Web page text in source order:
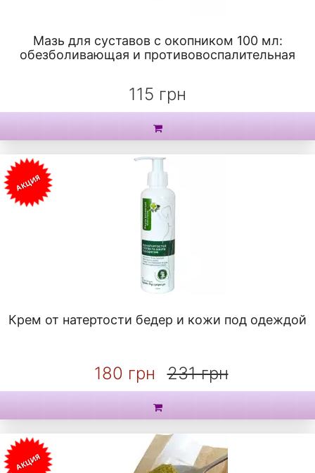
Мазь для суставов с окопником 100 мл:
обезболивающая и противовоспалительная
115 грн
Крем от натертости бедер и кожи под одеждой
АКЦИЯ
180 грн 231 грн
АКЦИЯ